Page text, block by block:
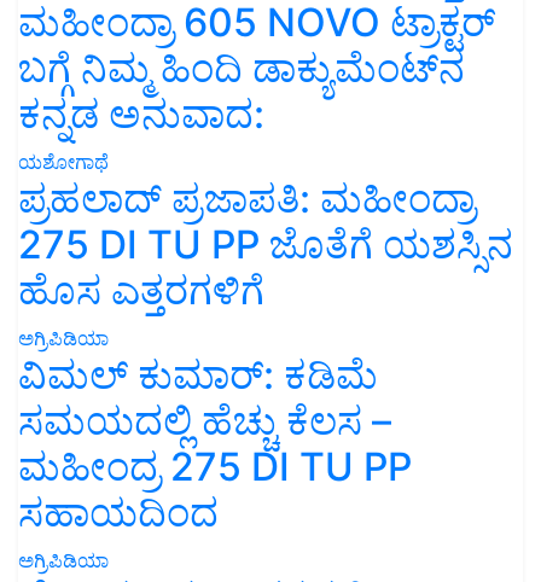
ಮಹೀಂದ್ರಾ 605 NOVO ಟ್ರಾಕ್ಟರ್
ಬಗ್ಗೆ ನಿಮ್ಮ ಹಿಂದಿ ಡಾಕ್ಯುಮೆಂಟ್‌ನ
ಕನ್ನಡ ಅನುವಾದ:
ಯಶೋಗಾಥೆ
ಪ್ರಹಲಾದ್ ಪ್ರಜಾಪತಿ: ಮಹೀಂದ್ರಾ
275 DI TU PP ಜೊತೆಗೆ ಯಶಸ್ಸಿನ
ಹೊಸ ಎತ್ತರಗಳಿಗೆ
ಅಗ್ರಿಪಿಡಿಯಾ
ವಿಮಲ್ ಕುಮಾರ್: ಕಡಿಮೆ
ಸಮಯದಲ್ಲಿ ಹೆಚ್ಚು ಕೆಲಸ –
ಮಹೀಂದ್ರ 275 DI TU PP
ಸಹಾಯದಿಂದ
ಅಗ್ರಿಪಿಡಿಯಾ